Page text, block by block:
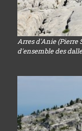
Arres d'Anie (Pierre
d'ensemble des